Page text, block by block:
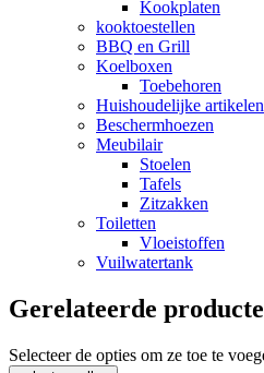
Kookplaten
kooktoestellen
BBQ en Grill
Koelboxen
Toebehoren
Huishoudelijke artikelen
Beschermhoezen
Meubilair
Stoelen
Tafels
Zitzakken
Toiletten
Vloeistoffen
Vuilwatertank
Gerelateerde
Selecteer de opties om ze toe te